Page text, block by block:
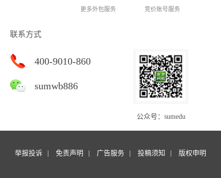
更多外包服务
竞价账号服务
联系方式
400-9010-860
sumwb886
公众号：sumedu
举报投诉 免责声明 广告服务 投稿须知 版权申明